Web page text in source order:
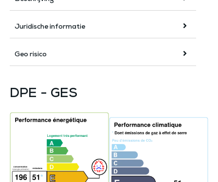
Juridische informatie
Geo risico
DPE - GES